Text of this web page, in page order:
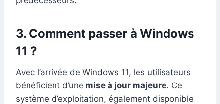
3. Comment passer à Windows
11 ?
Avec l’arrivée de Windows 11, les utilisateurs
bénéficient d’une mise à jour majeure. Ce
système d’exploitation, également disponible